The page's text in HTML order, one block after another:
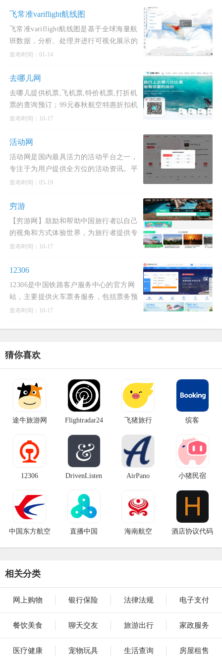
飞常准variflight航线图
飞常准variflight航线图是基于全球海量航
班数据，分析、处理并进行可视化展示的
多元服务产品。为机场、航司等业内组织
等提供各维度的航
发布时间：01-14
去哪儿网
去哪儿提供机票,飞机票,特价机票,打折机
票的查询预订；99元春秋航空特惠折扣机
票，百元南航、海航惊喜特价机票任您挑
网打尽，更多打折机票
发布时间：10-17
活动网
活动网是国内最具活力的活动平台之一，
专注于为用户提供全方位的活动资讯。平
台覆盖的活动类型非常丰富，既有公益活
行、演出展览、音乐会、交友聚会、滑雪
温泉、露营等多种场景。用
发布时间：05-19
穷游
【穷游网】鼓励和帮助中国旅行者以自己
的视角和方式体验世界，为旅行者提供专
业、实用、全面的游旅行指南和旅游攻
和游记攻略的平台。
发布时间：10-17
12306
12306是中国铁路客户服务中心的官方网
站，主要提供火车票务服务，包括票务预
订、改签、退票等功能。用户可以通过该
发布时间：10-17
猜你喜欢
途牛旅游网 Flightradar24 飞猪旅行 缤客
12306 DrivenListen AirPano 小猪民宿
中国东方航空 直播中国 海南航空 酒店协议代码
相关分类
网上购物 银行保险 法律法规 电子支付
餐饮美食 聊天交友 旅游出行 家政服务
医疗健康 宠物玩具 生活查询 房屋租售